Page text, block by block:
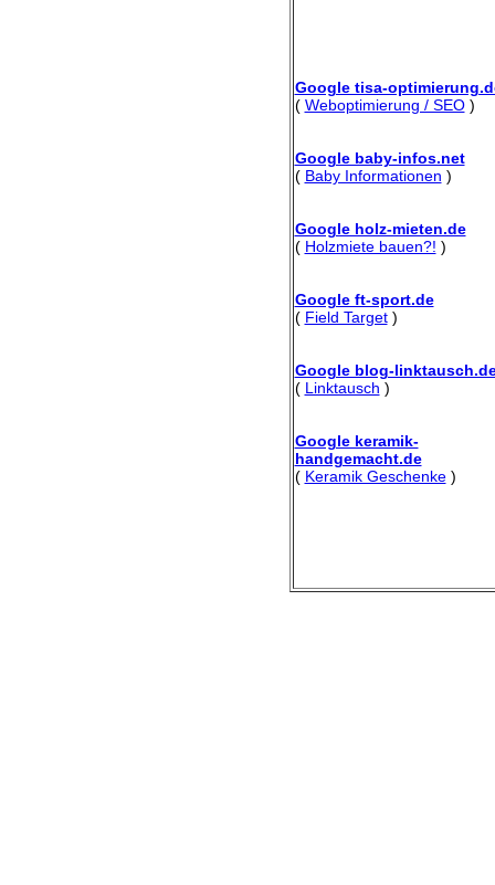
Google tisa-
( Weboptimierung / SEO)
Google baby-infos.net
( Baby Informationen )
Google holz-mieten.de
( Holzmiete bauen?! )
Google ft-sport.de
( Field Target)
Google blog-
( Linktausch )
Google keramik-
handgemacht.de
( Keramik Geschenke)